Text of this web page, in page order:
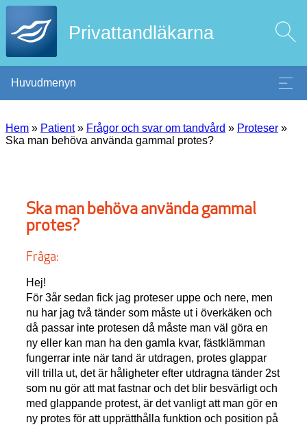
Privattandläkarna
Huvudmenyn
Hem » Patient» Frågor och svar om tandvård » Proteser »
Ska man behöva använda gammal protes?
Ska man behöva använda gammal
protes?
Fråga:
Hej!
För 3år sedan fick jag proteser uppe och nere, men
nu har jag två tänder som måste ut i överkäken och
då passar inte protesen då måste man väl göra en
ny eller kan man ha den gamla kvar, fästklämman
fungerrar inte när tand är utdragen, protes glappar
vill trilla ut, det är håligheter efter utdragna tänder 2st
som nu gör att mat fastnar och det blir besvärligt och
med glappande protest, är det vanligt att man gör en
ny protes för att upprätthålla funktion och position på